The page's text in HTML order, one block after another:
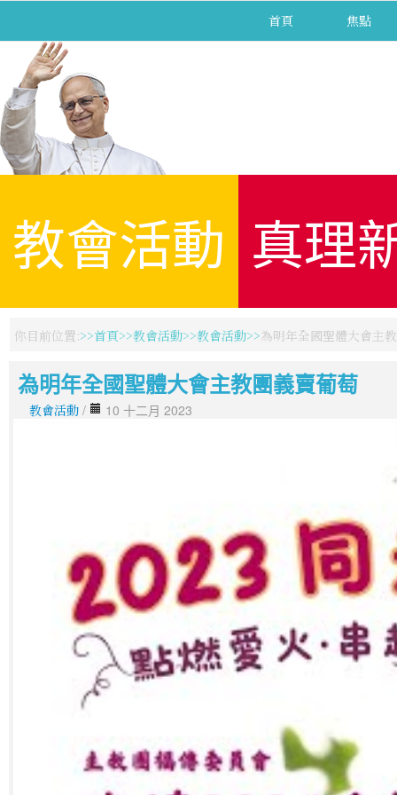
首頁 焦點
教會活動 真理
你目前位置: 首頁 教會活動 教會活動 為明年全國聖體大會主
為明年全國聖體大會主教團義賣葡萄
教會活動 / 10 十二月 2023